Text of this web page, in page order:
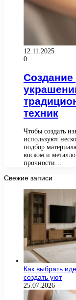
12.11.2025
0
техник
Чтобы создать
используют
подбор
воском и
прочности…
Свежие записи
Как выбрать
создать уют
25.07.2026